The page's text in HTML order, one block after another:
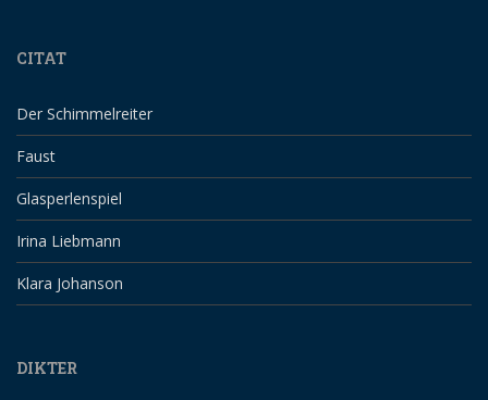
CITAT
Der Schimmelreiter
Faust
Glasperlenspiel
Irina Liebmann
Klara Johanson
DIKTER